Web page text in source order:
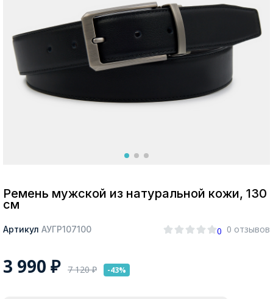
Ремень мужской из натуральной кожи, 130
см
Артикул АУГР107100 0 0 отзывов
3 990 ₽ 7 120₽ -43%